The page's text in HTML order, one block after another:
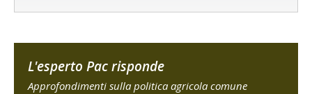
L'esperto Pac risponde
Approfondimenti sulla politica agricola comune